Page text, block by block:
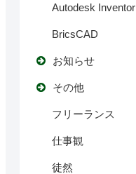
Autodesk Inventor
BricsCAD
お知らせ
その他
フリーランス
仕事観
徒然